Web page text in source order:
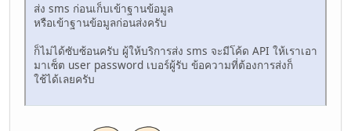
ส่ง sms ก่อนเก็บเข้าฐานข้อมูล
หรือเข้าฐานข้อมูลก่อนส่งครับ
ก็ไม่ได้ซับซ้อนครับ ผู้ให้บริการส่ง sms จะมีโค้ด API ให้เราเอา
มาเซ็ต user password เบอร์ผู้รับ ข้อความที่ต้องการส่งก็
ใช้ได้เลยครับ